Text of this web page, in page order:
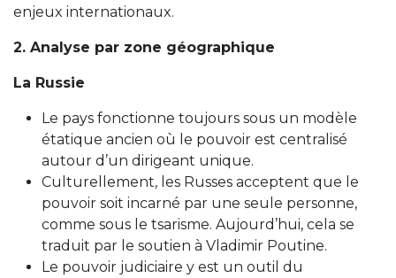
enjeux internationaux.
2. Analyse par zone géographique
La Russie
Le pays fonctionne toujours sous un modèle
étatique ancien où le pouvoir est centralisé
autour d’un dirigeant unique.
Culturellement, les Russes acceptent que le
pouvoir soit incarné par une seule personne,
comme sous le tsarisme. Aujourd’hui, cela se
traduit par le soutien à Vladimir Poutine.
Le pouvoir judiciaire y est un outil du